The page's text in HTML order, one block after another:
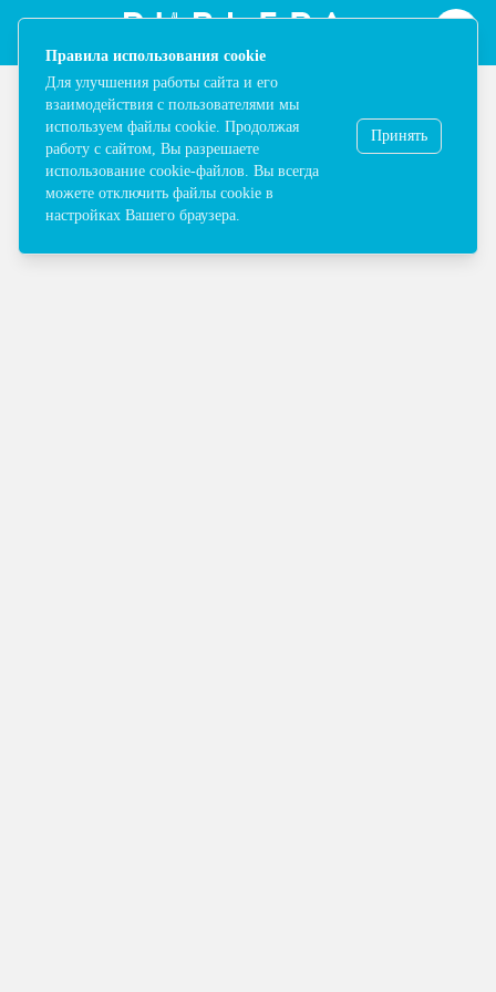
Map | ТРЦ Ривьера в Москве - Одежда, обувь, сумки, косметика,
Выбрать категорию
[ "Правила использования cookie", "Для улучшения
Правила использования cookie
Для улучшения работы сайта и его
взаимодействия с пользователями мы
используем файлы cookie. Продолжая
работу с сайтом, Вы разрешаете
использование cookie-файлов. Вы всегда
можете отключить файлы cookie в
настройках Вашего браузера.
Принять